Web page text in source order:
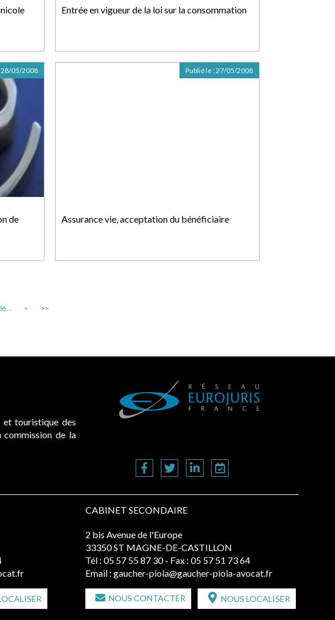
Entrée en vigueur de la loi sur la consommation
de
28/05/2008
Assurance vie, acceptation du bénéficiaire
Publié le :27/05/2008
... > >>
et touristique des
de la
CABINET SECONDAIRE
2 bis Avenue de l'Europe
33350 ST MAGNE-DE-CASTILLON
Tél : 05 57 55 87 30 - Fax : 05 57 51 73 64
Email : gaucher-piola@gaucher-piola-avocat.fr
NOUS CONTACTER NOUS LOCALISER